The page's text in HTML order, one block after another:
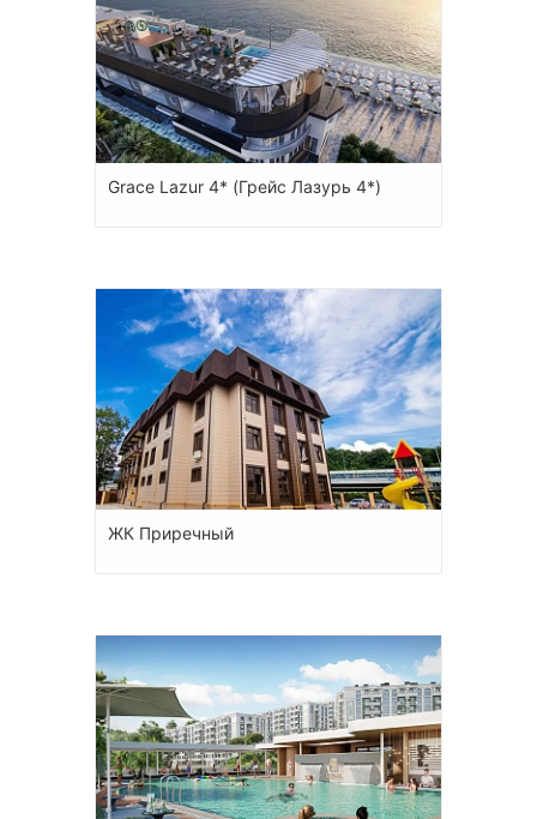
Grace Lazur 4* (Грейс Лазурь 4*)
ЖК Приречный